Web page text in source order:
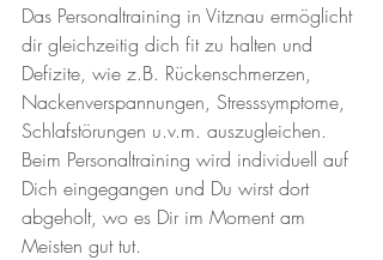
Das Personaltraining in Vitznau ermöglicht
dir gleichzeitig dich fit zu halten und
Defizite, wie z.B. Rückenschmerzen,
Nackenverspannungen, Stresssymptome,
Schlafstörungen u.v.m. auszugleichen.
Beim Personaltraining wird individuell auf
Dich eingegangen und Du wirst dort
abgeholt, wo es Dir im Moment am
Meisten gut tut.